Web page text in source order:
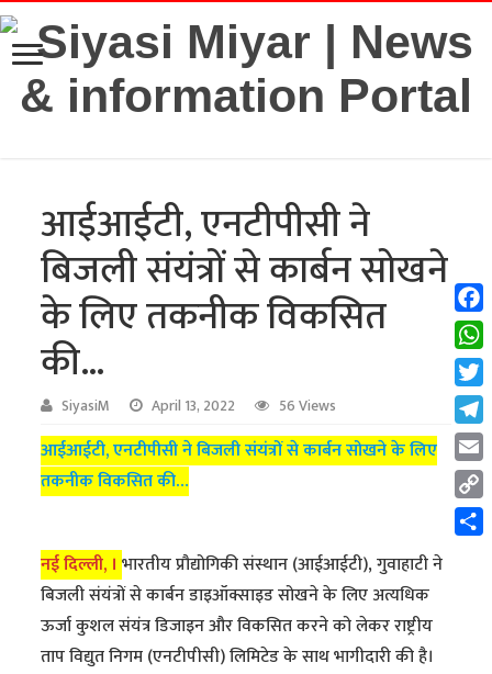
आईआईटी, एनटीपीसी ने
बिजली संयंत्रों से कार्बन सोखने
के लिए तकनीक विकसित
की…
SiyasiM April 13, 2022 56 Views
आईआईटी, एनटीपीसी ने बिजली संयंत्रों से कार्बन सोखने के लिए
तकनीक विकसित की…
नई दिल्ली, ।भारतीय प्रौद्योगिकी संस्थान (आईआईटी), गुवाहाटी ने
बिजली संयंत्रों से कार्बन डाइऑक्साइड सोखने के लिए अत्यधिक
ऊर्जा कुशल संयंत्र डिजाइन और विकसित करने को लेकर राष्ट्रीय
ताप विद्युत निगम (एनटीपीसी) लिमिटेड के साथ भागीदारी की है।
Copy
Link